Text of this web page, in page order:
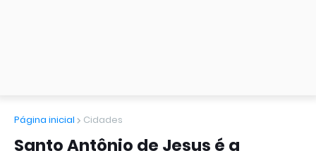
Página inicial Cidades
Santo Antônio de Jesus é a